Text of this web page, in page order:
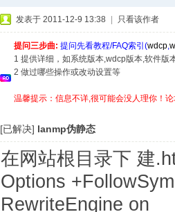
发表于 2011-12-9 13:38 只看该作者
提问三步曲: 提问先看教程/FAQ索引(wdcp,
1 提供详细，如系统版本,wdcp版本,软件版
2 做过哪些操作或改动设置等
温馨提示：信息不详,很可能会没人理你！
[已解决] lanmp伪静态
在网站根目录下 建
Options
RewriteEngine on